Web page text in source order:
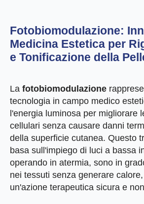
Fotobiomodulazione:
Medicina Estetica per
e Tonificazione della
La fotobiomodulazione
tecnologia in campo medico
l'energia luminosa per migliorare
cellulari senza causare danni
della superficie cutanea. Questo
basa sull'impiego di luci a bassa
operando in atermia, sono in
nei tessuti senza generare
un'azione terapeutica sicura e